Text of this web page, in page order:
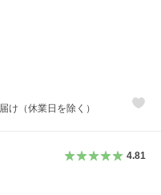
け（休業日を除く）
4.81